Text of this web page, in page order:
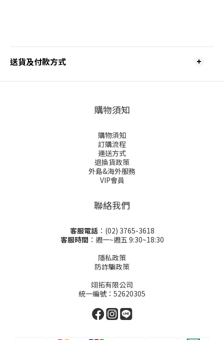
送貨及付款方式
購物須知
購物須知
訂購流程
運送方式
退換貨政策
外島&海外服務
VIP會員
聯絡我們
客服電話：(02) 3765-3618
客服時間 ：週一~週五 9:30~18:30
隱私政策
防詐騙政策
翊拓有限公司
統一編號：52620305